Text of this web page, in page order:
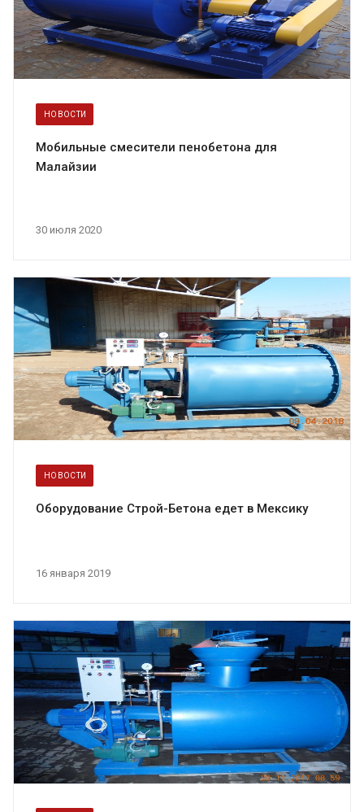
30 июля 2020
НОВОСТИ
Мобильные смесители пенобетона для
Малайзии
16 января 2019
НОВОСТИ
Оборудование Строй-Бетона едет в Мексику